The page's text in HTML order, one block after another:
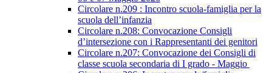
Circolare n.209 : Incontro scuola-famiglia per la
scuola dell’infanzia
Circolare n.208: Convocazione Consigli
d’intersezione con i Rappresentanti dei genitori
Circolare n.207: Convocazione dei Consigli di
classe scuola secondaria di I grado - Maggio